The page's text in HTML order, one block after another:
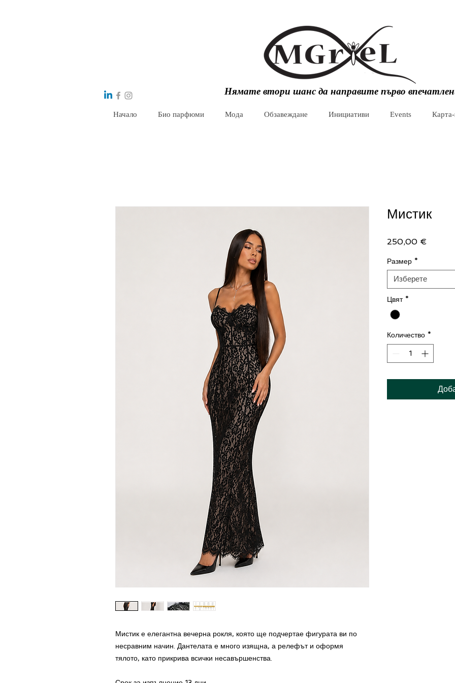
Нямате втори шанс да направите първо
Начало Био парфюми Мода Обзавеждане Инициативи Events
Мистик е елегантна вечерна рокля, която ще подчертае фигурата ви по
несравним начин. Дантелата е много изящна, а релефът и оформя
тялото, като прикрива всички несавършенства.
Мистик
250,00 €
Размер *
Изберете
Цвят *
Количество *